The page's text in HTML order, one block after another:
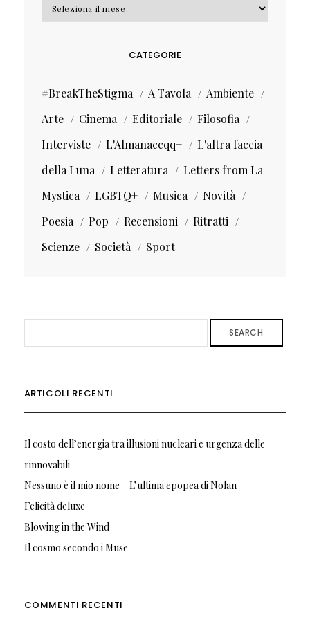
CATEGORIE
#BreakTheStigma A Tavola
Ambiente
Arte
Cinema Editoriale
Filosofia
Interviste
L'Almanaccqq+
L'altra faccia
della Luna
Letteratura
Letters from La
Mystica
LGBTQ+ Musica
Novità
Poesia
Pop Recensioni
Ritratti
Scienze
Società Sport
SEARCH
ARTICOLI RECENTI
Il costo dell’energia tra illusioni nucleari e urgenza delle
rinnovabili
Nessuno è il mio nome – L’ultima epopea di Nolan
Felicità deluxe
Blowing in the Wind
Il cosmo secondo i Muse
COMMENTI RECENTI